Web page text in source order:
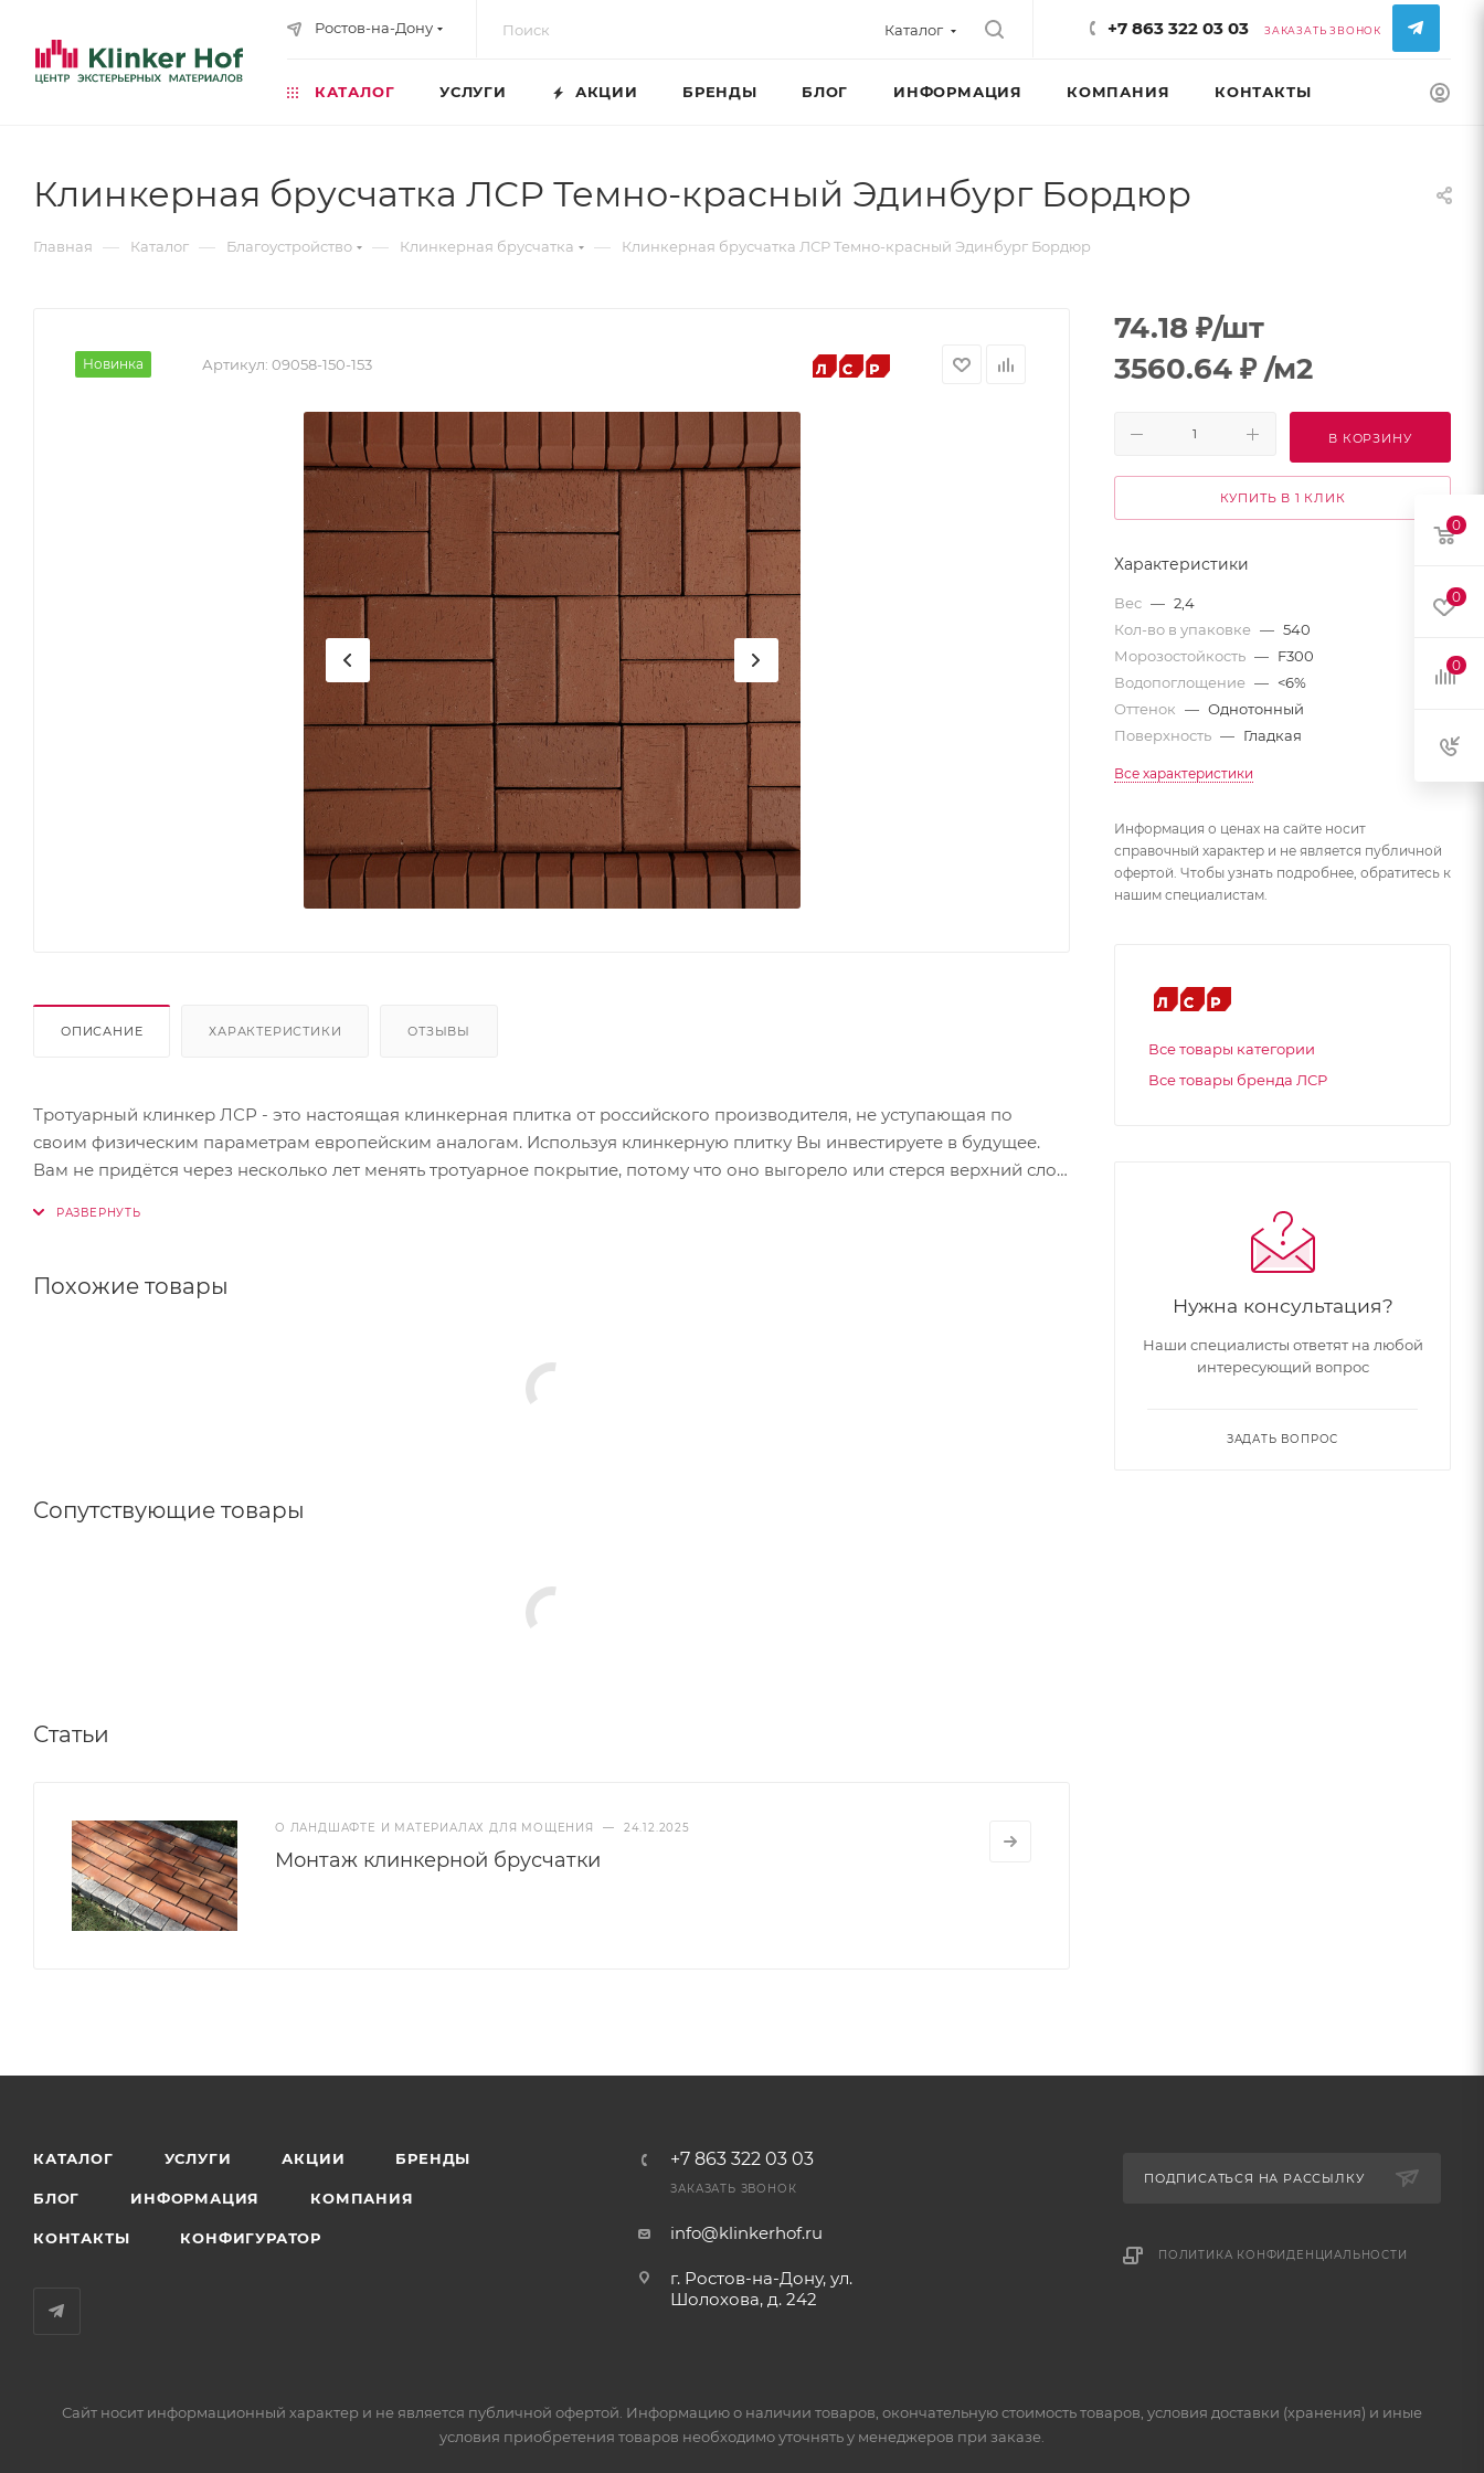
Ростов-на-Дону Каталог +7 863 322 03 03 ЗАКАЗАТЬ ЗВОНОК
КАТАЛОГ УСЛУГИ АКЦИИ БРЕНДЫ БЛОГ ИНФОРМАЦИЯ КОМПАНИЯ КОНТАКТЫ
Клинкерная брусчатка ЛСР Темно-красный Эдинбург Бордюр
Главная — Каталог — Благоустройство — Клинкерная брусчатка — Клинкерная брусчатка ЛСР Темно-красный Эдинбург Бордюр
Новинка Артикул: 09058-150-153
ОПИСАНИЕ ХАРАКТЕРИСТИКИ ОТЗЫВЫ
Тротуарный клинкер ЛСР - это настоящая клинкерная плитка от российского производителя, не уступающая по
своим физическим параметрам европейским аналогам. Используя клинкерную плитку Вы инвестируете в будущее.
Вам не придётся через несколько лет менять тротуарное покрытие, потому что оно выгорело или стерся верхний слой
Похожие товары
Сопутствующие товары
Статьи
О ЛАНДШАФТЕ И МАТЕРИАЛАХ ДЛЯ МОЩЕНИЯ — 24.12.2025
Монтаж клинкерной брусчатки
74.18 ₽/шт
3560.64 ₽ /м2
В КОРЗИНУ
КУПИТЬ В 1 КЛИК
Характеристики
Вес — 2,4
Кол-во в упаковке — 540
Морозостойкость — F300
Водопоглощение — <6%
Оттенок — Однотонный
Поверхность — Гладкая
Все характеристики
Информация о ценах на сайте носит
справочный характер и не является публичной
офертой. Чтобы узнать подробнее, обратитесь к
нашим специалистам.
Все товары категории
Все товары бренда ЛСР
Нужна консультация?
Наши специалисты ответят на любой
интересующий вопрос
ЗАДАТЬ ВОПРОС
КАТАЛОГ УСЛУГИ АКЦИИ БРЕНДЫ
БЛОГ ИНФОРМАЦИЯ КОМПАНИЯ
КОНТАКТЫ КОНФИГУРАТОР
+7 863 322 03 03
ЗАКАЗАТЬ ЗВОНОК
info@klinkerhof.ru
г. Ростов-на-Дону, ул.
Шолохова, д. 242
ПОДПИСАТЬСЯ НА РАССЫЛКУ
ПОЛИТИКА КОНФИДЕНЦИАЛЬНОСТИ
Сайт носит информационный характер и не является публичной офертой. Информацию о наличии товаров, окончательную стоимость товаров, условия доставки (хранения) и иные
условия приобретения товаров необходимо уточнять у менеджеров при заказе.
0
0
0